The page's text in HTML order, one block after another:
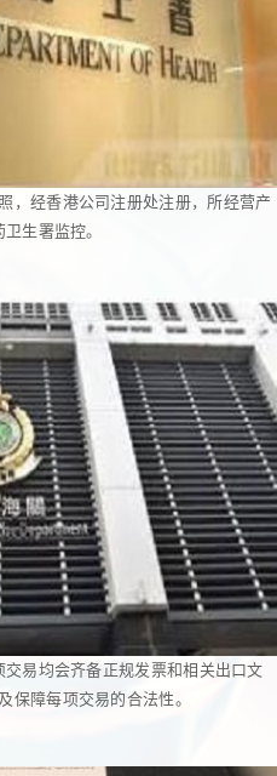
，经香港公司注册处注册，所经营产
生署监控。
易均会齐备正规发票和相关出口文
保障每项交易的合法性。